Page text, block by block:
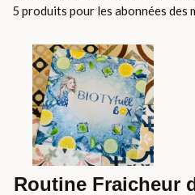
5 produits pour les abonnées des
Routine Fraicheur